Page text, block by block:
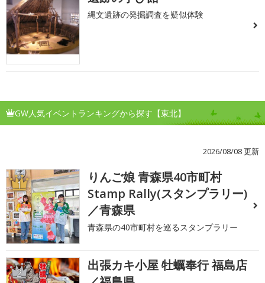
縄文遺跡の発掘調査を疑似体験
GW人気イベントランキングから探す【東北】
2026/08/08 更新
1
りんご娘 青森県40市町村
Stamp Rally(スタンプラリー)
／青森県
青森県の40市町村を巡るスタンプラリー
2
出張カキ小屋 牡蠣奉行 福島店